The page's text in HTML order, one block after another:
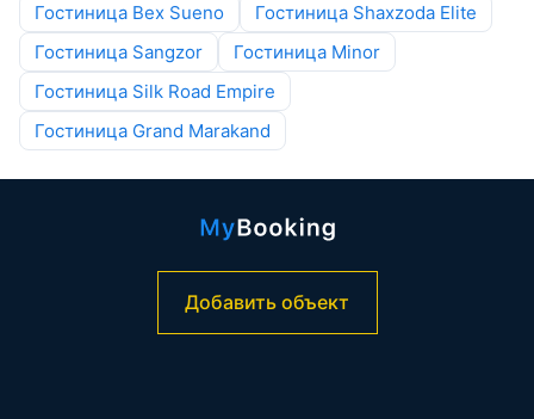
Гостиница Bex Sueno
Гостиница Shaxzoda Elite
Гостиница Sangzor
Гостиница Minor
Гостиница Silk Road Empire
Гостиница Grand Marakand
Добавить объект